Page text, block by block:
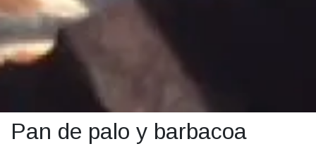
Pan de palo y barbacoa